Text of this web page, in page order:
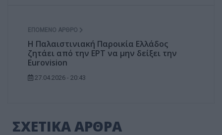
ΕΠΌΜΕΝΟ ΆΡΘΡΟ
Η Παλαιστινιακή Παροικία Ελλάδος
ζητάει από την ΕΡΤ να μην δείξει την
Eurovision
27.04.2026 - 20:43
ΣΧΕΤΙΚΑ ΑΡΘΡΑ